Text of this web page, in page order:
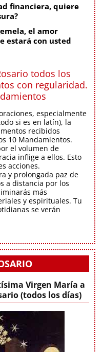
financiera, quiere
el amor
estará con usted
todos los
con regularidad.
especialmente
si es en latín), la
recibidos
10 Mandamientos.
el volumen de
inflige a ellos. Esto
acciones.
y prolongada paz de
a distancia por los
más
y espirituales. Tu
se verán
Virgen María a
(todos los días)